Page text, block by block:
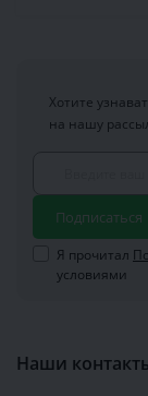
Хотите
на нашу
Подписаться
Я прочитал
условиями
Наши